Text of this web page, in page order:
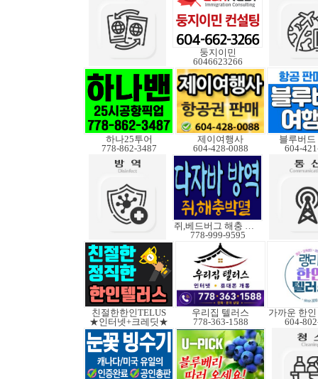
둥지이민
6046623266
하나25투어
778-862-3487
제이여행사
604-428-0088
블루버드
604-
쥐,베드버그 해충 박멸
778-999-9595
친절한한인TELUS
★인터넷+크레딧★
우리집 텔러스
778-363-1588
604-